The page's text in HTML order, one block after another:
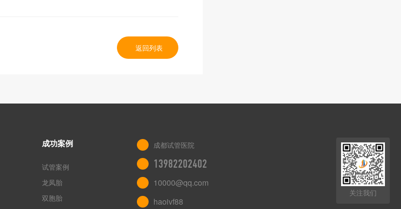
返回列表
成功案例
试管案例
龙凤胎
双胞胎
成都试管医院
13982202402
10000@qq.com
haoivf88
关注我们